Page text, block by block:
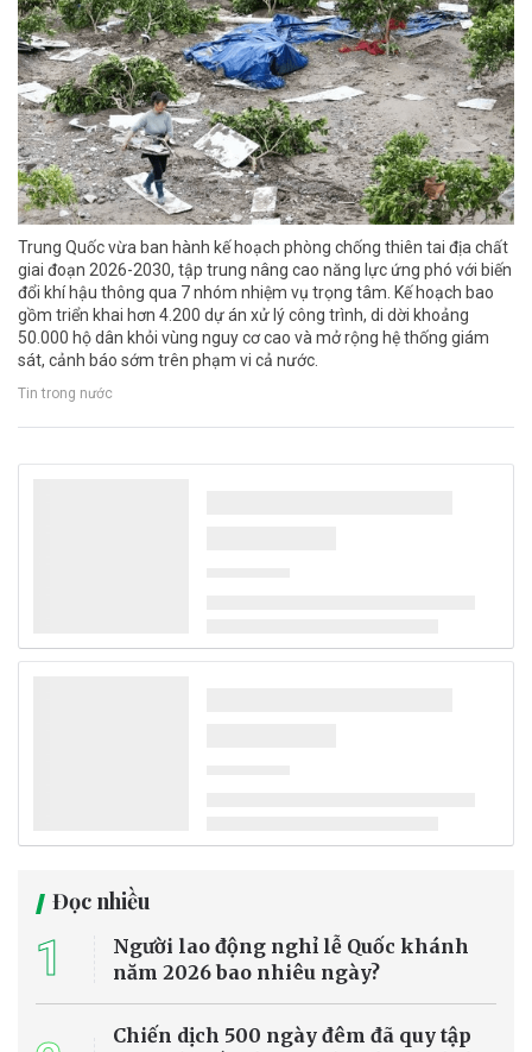
Trung Quốc vừa ban hành kế hoạch phòng chống thiên tai địa chất
giai đoạn 2026-2030, tập trung nâng cao năng lực ứng phó với biến
đổi khí hậu thông qua 7 nhóm nhiệm vụ trọng tâm. Kế hoạch bao
gồm triển khai hơn 4.200 dự án xử lý công trình, di dời khoảng
50.000 hộ dân khỏi vùng nguy cơ cao và mở rộng hệ thống giám
sát, cảnh báo sớm trên phạm vi cả nước.
Tin trong nước
Công nghệ mới tạo 500 lít nước mỗi ngày từ
Một công ty công nghệ khí hậu tại Tây Ban Nha vừa giới thiệu thiết
bị có khả năng tạo tới 500 lít nước mỗi ngày từ không khí, kể cả ở
những khu vực khô hạn. Công nghệ mới được kỳ vọng góp phần
giải quyết tình trạng thiếu nước ngày càng nghiêm trọng do biến
đổi khí hậu, dù vẫn cần thêm thời gian để kiểm chứng hiệu quả thực